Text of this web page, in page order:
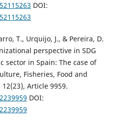
DOI:
T., Urquijo, J., & Pereira, D.
perspective in SDG
in Spain: The case of
Fisheries, Food and
Article 9959.
DOI: